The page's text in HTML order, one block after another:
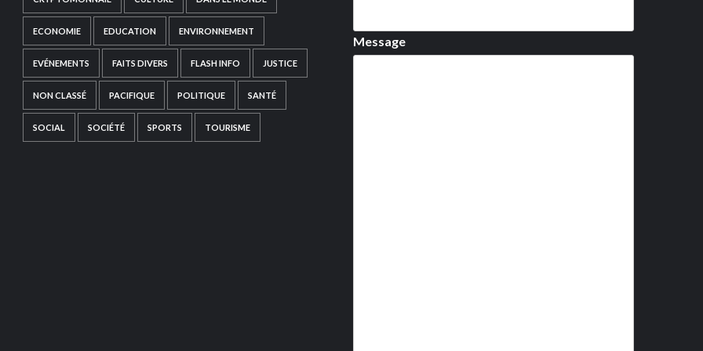
ECONOMIE EDUCATION ENVIRONNEMENT
EVÉNEMENTS FAITS DIVERS FLASH INFO JUSTICE
NON CLASSÉ PACIFIQUE POLITIQUE SANTÉ
SOCIAL SOCIÉTÉ SPORTS TOURISME
Message